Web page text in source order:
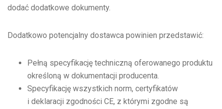
dodać dodatkowe dokumenty.
Dodatkowo potencjalny dostawca powinien przedstawić:
Pełną specyfikację techniczną oferowanego produktu
określoną w dokumentacji producenta.
Specyfikację wszystkich norm, certyfikatów
i deklaracji zgodności CE, z którymi zgodne są